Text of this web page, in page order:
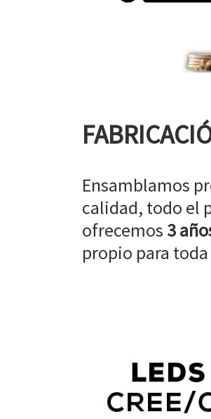
Ensamblamos
calidad, todo el
ofrecemos 3
propio para